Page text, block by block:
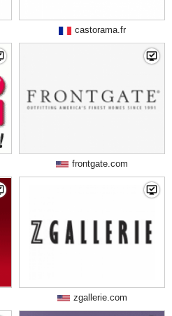
castorama.fr
frontgate.com
zgallerie.com